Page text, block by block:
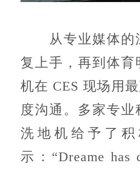
从专业媒体的
复上手，再到体
机在 CES 现场用
度沟通。多家专
洗地机给予了积
示：“Dreame has